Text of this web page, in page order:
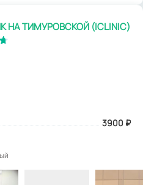
НА ТИМУРОВСКОЙ (ICLINIC)
3900 ₽